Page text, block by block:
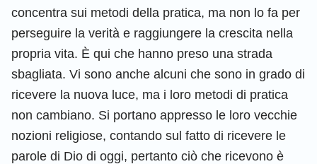
concentra sui metodi della pratica, ma non lo fa per
perseguire la verità e raggiungere la crescita nella
propria vita. È qui che hanno preso una strada
sbagliata. Vi sono anche alcuni che sono in grado di
ricevere la nuova luce, ma i loro metodi di pratica
non cambiano. Si portano appresso le loro vecchie
nozioni religiose, contando sul fatto di ricevere le
parole di Dio di oggi, pertanto ciò che ricevono è